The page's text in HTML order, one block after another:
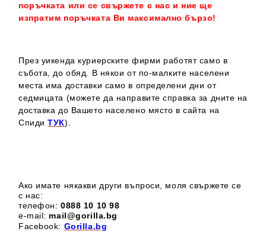
поръчката или се свържете с нас и ние ще
изпратим поръчката Ви максимално бързо!
През уикенда куриерските фирми работят само в
събота, до обяд. В някои от по-малките населени
места има доставки само в определени дни от
седмицата (можете да направите справка за дните на
доставка до Вашето населено място в сайта на
СпидиТУК).
Ако имате някакви други въпроси, моля свържете се
с нас:
телефон:0888 10 10 98
e-mail: mail@gorilla.bg
Facebook: Gorilla.bg